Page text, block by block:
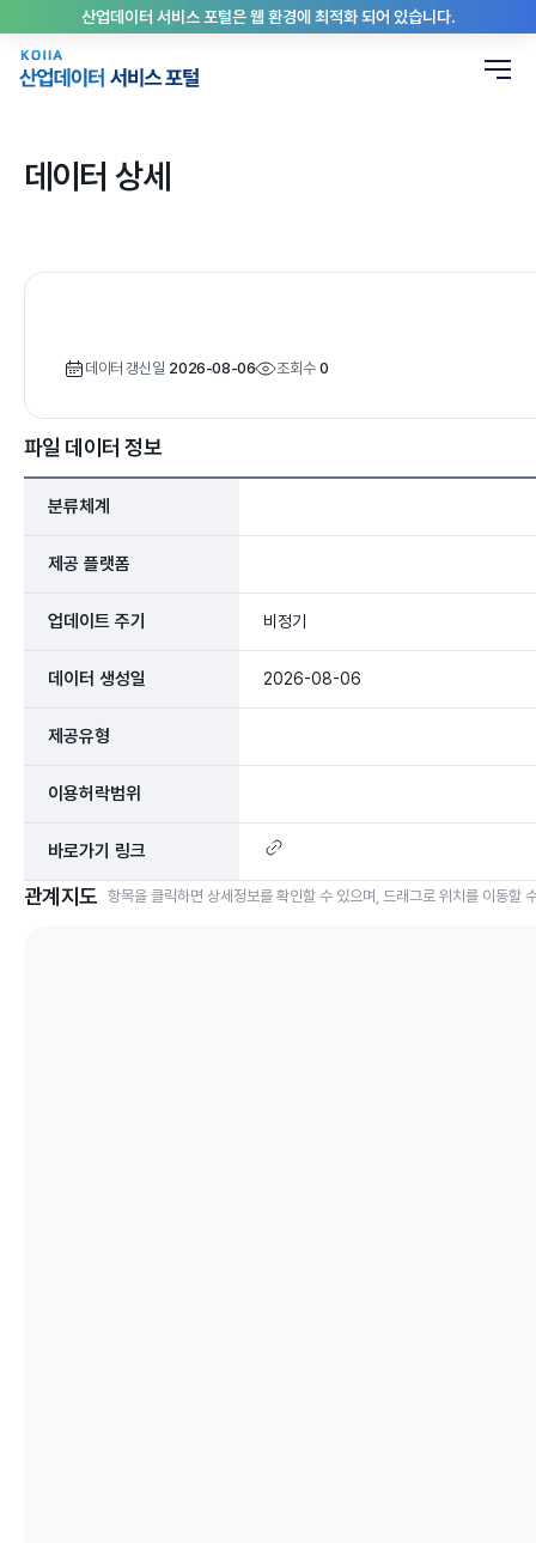
산업데이터 서비스 포털은 웹 환경에 최적화 되어 있습니다.
데이터 상세
데이터 갱신일 2026-08-06 조회수 0
파일 데이터 정보
분류체계
제공 플랫폼
업데이트 주기 비정기
데이터 생성일 2026-08-06
제공유형
이용허락범위
바로가기 링크
관계지도 항목을 클릭하면 상세정보를 확인할 수 있으며, 드래그로 위치를 이동할